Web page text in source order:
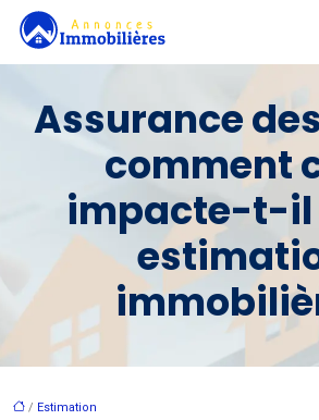
Assurance
comment
impacte-t-il
/ Estimation